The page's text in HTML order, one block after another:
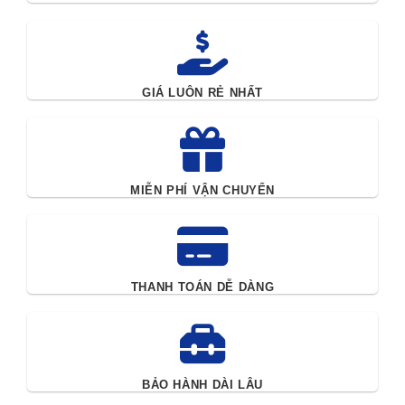
dàng mang theo trong các buổi thuyết trình hay các cuộc
Dòng máy chiếu mini của LG nổi bật với thiết kế nhỏ gọn, dễ
phục vụ cho các buổi hội họp hay thuyết trình mà còn là lựa
chọn lý tưởng cho các gia đình, khi bạn muốn biến không
gian sống thành một rạp chiếu phim mini ngay tại nhà.
Dành cho những tín đồ đam mê công nghệ hình ảnh sắc nét,
máy chiếu LG 4K mang đến trải nghiệm hình ảnh với độ
hay chương trình truyền hình với chất lượng hình ảnh tuyệt
Máy chiếu 4K của LG còn hỗ trợ nhiều tính năng kết nối
GIÁ LUÔN RẺ NHẤT
MIỄN PHÍ VẬN CHUYỂN
THANH TOÁN DỄ DÀNG
BẢO HÀNH DÀI LÂU